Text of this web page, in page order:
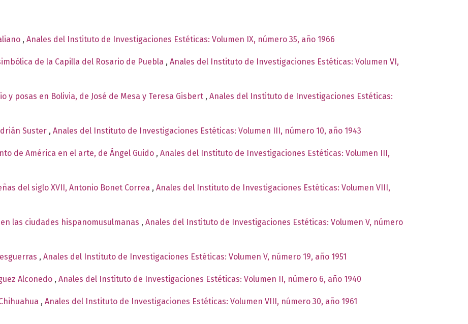
, Anales del Instituto de Investigaciones Estéticas: Volumen IX, número 35, año 1966
de la Capilla del Rosario de Puebla , Anales del Instituto de Investigaciones Estéticas: Volumen VI,
y posas en Bolivia, de José de Mesa y Teresa Gisbert , Anales del Instituto de Investigaciones Estéticas:
Suster , Anales del Instituto de Investigaciones Estéticas: Volumen III, número 10, año 1943
de América en el arte, de Ángel Guido , Anales del Instituto de Investigaciones Estéticas: Volumen III,
del siglo XVII, Antonio Bonet Correa , Anales del Instituto de Investigaciones Estéticas: Volumen VIII,
las ciudades hispanomusulmanas , Anales del Instituto de Investigaciones Estéticas: Volumen V, número
, Anales del Instituto de Investigaciones Estéticas: Volumen V, número 19, año 1951
Alconedo , Anales del Instituto de Investigaciones Estéticas: Volumen II, número 6, año 1940
, Anales del Instituto de Investigaciones Estéticas: Volumen VIII, número 30, año 1961